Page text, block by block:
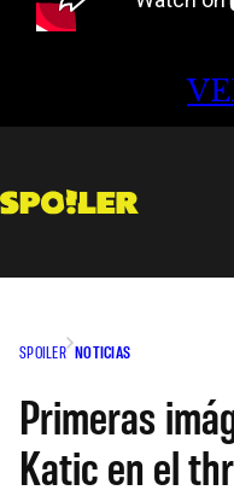
SPOILER NOTICIAS
Primeras
Katic en el